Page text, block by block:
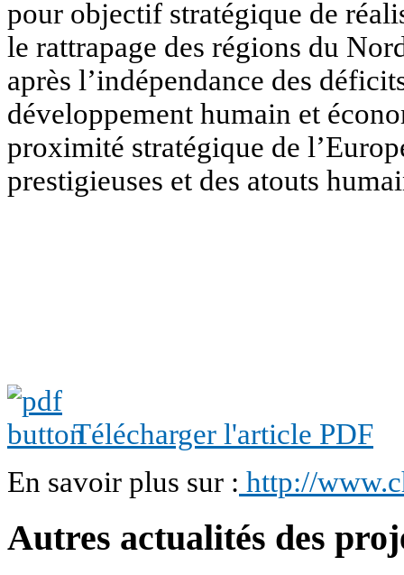
pour objectif stratégique de
le rattrapage des régions du
après l’indépendance des
développement humain et
proximité stratégique de
prestigieuses et des atouts
Télécharger l'article PDF
En savoir plus sur : http://
Autres actualités des